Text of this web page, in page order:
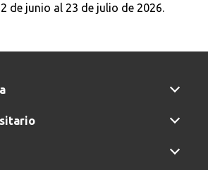
de junio al 23 de julio de 2026.